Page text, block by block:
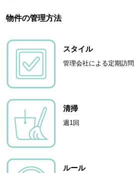
物件の管理方法
スタイル
管理会社による定期訪問
清掃
週1回
ルール